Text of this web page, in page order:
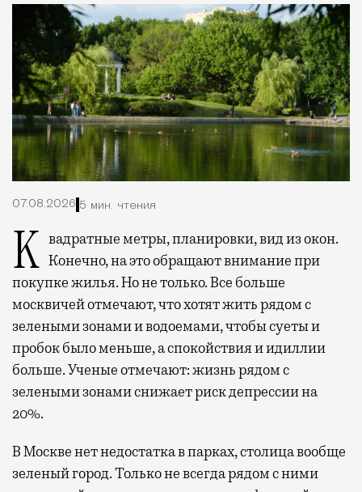
07.08.2026 5 мин. чтения
Квадратные метры, планировки, вид из окон. Конечно, на это обращают внимание при
покупке жилья. Но не только. Все больше
москвичей отмечают, что хотят жить рядом с
зелеными зонами и водоемами, чтобы суеты и
пробок было меньше, а спокойствия и идиллии
больше. Ученые отмечают: жизнь рядом с
зелеными зонами снижает риск депрессии на
20%.
В Москве нет недостатка в парках, столица вообще
зеленый город. Только не всегда рядом с ними